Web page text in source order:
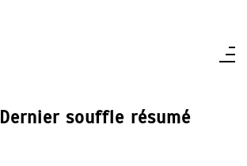
Dernier souffle résumé